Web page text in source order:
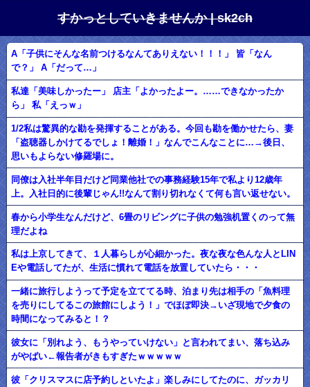
すかっとしていきませんか | sk2ch
A「子供にそんな名前つけるなんてありえない！！！」 皆「なん
で？」 A「だって…」
私達「美味しかったー」 店主「よかったよー。……できなかったか
ら」 私「えっｗ」
1/2私は驚異的な勘を発揮することがある。今回も勘を働かせたら、妻
「盗聴器しかけてるでしょ！離婚！」なんでこんなことに…→後日、
思いもよらない修羅場に。
同僚は入社半年目だけど同業他社での事務経験15年で私より12歳年
上。入社日的に後輩じゃん!!なんて割り切れなくて何も言い返せない。
春から小学生なんだけど、6畳のリビングに子供の勉強机置くのって無
理だよね
私は上京してきて、１人暮らしが心細かった。夜な夜な色んな人とLIN
Eや電話してたが、生活に慣れて電話を放置していたら・・・
一緒に旅行しようって予定を立ててる時、泊まり先は相手の「魚料理
を売りにしてるこの旅館にしよう！」でほぼ即決→いざ現地で夕食の
時間になってみると！？
彼女に「別れよう、もうやっていけない」と言われてまい、落ち込み
がやばい←報告者がきもすぎたｗｗｗｗｗ
彼「クリスマスに店予約しといたよ」楽しみにしてたのに、ガッカリ